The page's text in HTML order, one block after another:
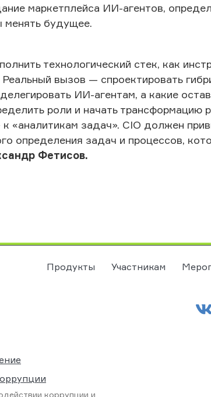
маркетплейса ИИ-агентов,
менять будущее.
технологический стек, как
вызов — спроектировать
ИИ-агентам, а какие
роли и начать трансформацию
к «аналитикам задач». CIO должен
определения задач и процессов,
Фетисов.
Продукты Участникам
коррупции и